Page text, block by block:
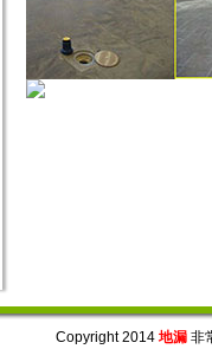
Copyright 2014 地漏非